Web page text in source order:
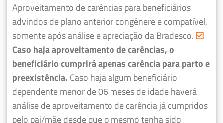
Aproveitamento de carências para beneficiários
advindos de plano anterior congênere e compatível,
somente após análise e apreciação da Bradesco.
Caso haja aproveitamento de carências, o
beneficiário cumprirá apenas carência para parto e
preexistência. Caso haja algum beneficiário
dependente menor de 06 meses de idade haverá
análise de aproveitamento de carência já cumpridos
pelo pai/mãe desde que o mesmo tenha sido